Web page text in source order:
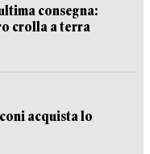
consegna:
crolla a terra
acquista lo